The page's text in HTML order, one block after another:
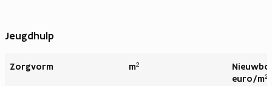
Jeugdhulp
Zorgvorm m²
euro/m²)